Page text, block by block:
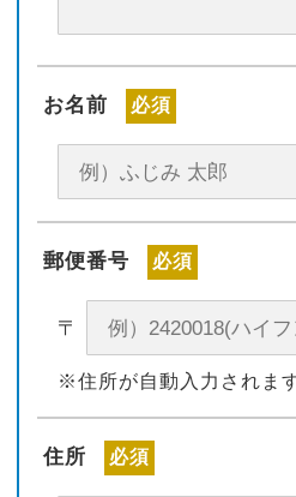
お名前 必須
郵便番号 必須
〒
※住所が自動入力されま
住所 必須